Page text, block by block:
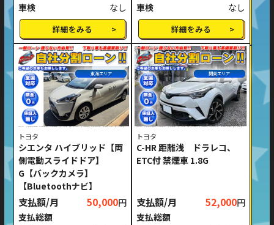
車検
なし
詳細をみる
車検
なし
詳細をみる
東海エリア
トヨタ
シエンタ ハイブリッド【両
側電動スライドドア】
G【バックカメラ】
【Bluetoothナビ】
支払額/月 50,000円
支払総額
関東エリア
トヨタ
C-HR 距離浅 ドラレコ、
ETC付 禁煙車 1.8G
支払額/月 52,000円
支払総額